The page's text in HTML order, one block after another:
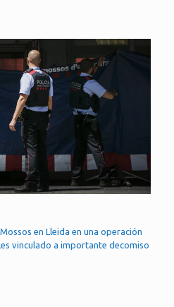
en Lleida en una operación
vinculado a importante decomiso